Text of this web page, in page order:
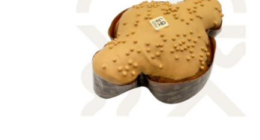
AGGIUNGI AL CARRELLO / QUICK VIEW